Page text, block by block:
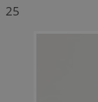
25